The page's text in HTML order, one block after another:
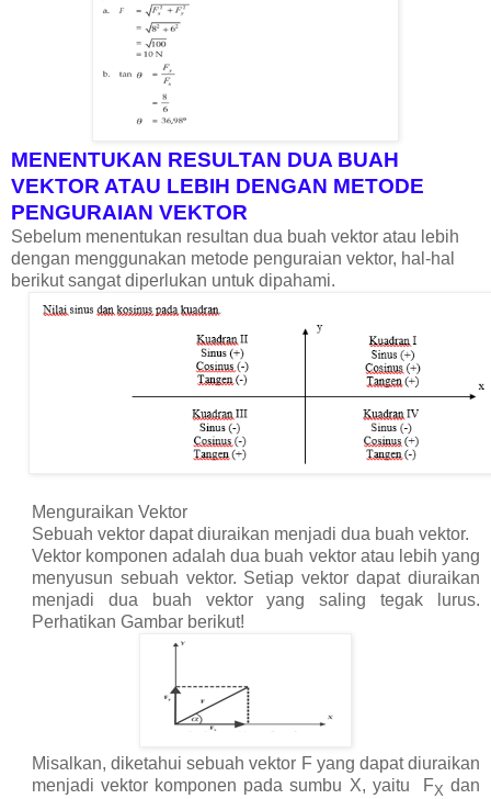
MENENTUKAN RESULTAN DUA BUAH
VEKTOR ATAU LEBIH DENGAN METODE
PENGURAIAN VEKTOR
Sebelum menentukan resultan dua buah vektor atau lebih
dengan menggunakan metode penguraian vektor, hal-hal
berikut sangat diperlukan untuk dipahami.
Menguraikan Vektor
Sebuah vektor dapat diuraikan menjadi dua buah vektor.
Vektor komponen adalah dua buah vektor atau lebih yang
menyusun sebuah vektor. Setiap vektor dapat diuraikan
menjadi dua buah vektor yang saling tegak lurus.
Perhatikan Gambar berikut!
Misalkan, diketahui sebuah vektor F yang dapat diuraikan
menjadi vektor komponen pada sumbu X, yaitu
FX dan